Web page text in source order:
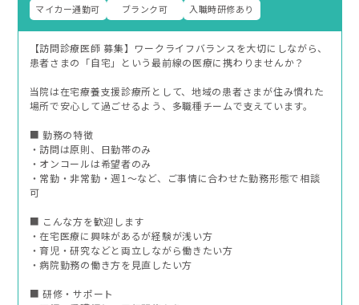
マイカー通勤可
ブランク可 入職時研修あり
【訪問診療医師 募集】ワークライフバランスを大切にしながら、
患者さまの「自宅」という最前線の医療に携わりませんか？
当院は在宅療養支援診療所として、地域の患者さまが住み慣れた
場所で安心して過ごせるよう、多職種チームで支えています。
■ 勤務の特徴
・訪問は原則、日勤帯のみ
・オンコールは希望者のみ
・常勤・非常勤・週1〜など、ご事情に合わせた勤務形態で相談
可
■ こんな方を歓迎します
・在宅医療に興味があるが経験が浅い方
・育児・研究などと両立しながら働きたい方
・病院勤務の働き方を見直したい方
■ 研修・サポート